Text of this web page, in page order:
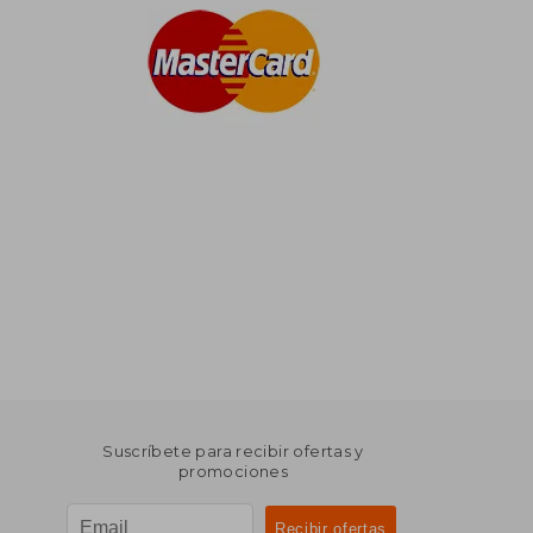
Suscríbete para recibir ofertas y
promociones